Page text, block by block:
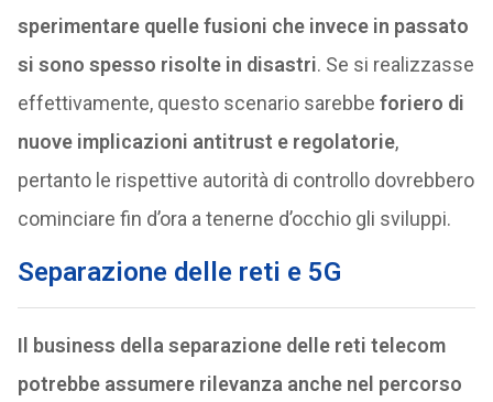
sperimentare quelle fusioni che invece in passato
si sono spesso risolte in disastri. Se si realizzasse
effettivamente, questo scenario sarebbe foriero di
nuove implicazioni antitrust e regolatorie,
pertanto le rispettive autorità di controllo dovrebbero
cominciare fin d’ora a tenerne d’occhio gli sviluppi.
Separazione delle reti e 5G
Il business della separazione delle reti telecom
potrebbe assumere rilevanza anche nel percorso